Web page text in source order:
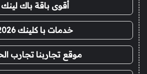
أقوى باقة باك لينك
خدمات با كلينك 2026
موقع تجاربنا تجارب